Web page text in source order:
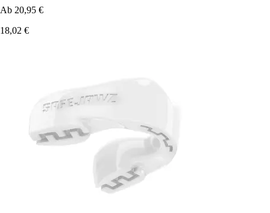
Ab 20,95 €
18,02 €